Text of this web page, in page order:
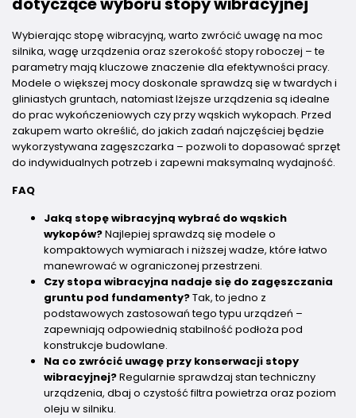
dotyczące wyboru stopy wibracyjnej
Wybierając stopę wibracyjną, warto zwrócić uwagę na moc
silnika, wagę urządzenia oraz szerokość stopy roboczej – te
parametry mają kluczowe znaczenie dla efektywności pracy.
Modele o większej mocy doskonale sprawdzą się w twardych i
gliniastych gruntach, natomiast lżejsze urządzenia są idealne
do prac wykończeniowych czy przy wąskich wykopach. Przed
zakupem warto określić, do jakich zadań najczęściej będzie
wykorzystywana zagęszczarka – pozwoli to dopasować sprzęt
do indywidualnych potrzeb i zapewni maksymalną wydajność.
FAQ
Jaką stopę wibracyjną wybrać do wąskich
wykopów?Najlepiej sprawdzą się modele o
kompaktowych wymiarach i niższej wadze, które łatwo
manewrować w ograniczonej przestrzeni.
Czy stopa wibracyjna nadaje się do zagęszczania
gruntu pod fundamenty?Tak, to jedno z
podstawowych zastosowań tego typu urządzeń –
zapewniają odpowiednią stabilność podłoża pod
konstrukcje budowlane.
Na co zwrócić uwagę przy konserwacji stopy
wibracyjnej?Regularnie sprawdzaj stan techniczny
urządzenia, dbaj o czystość filtra powietrza oraz poziom
oleju w silniku.